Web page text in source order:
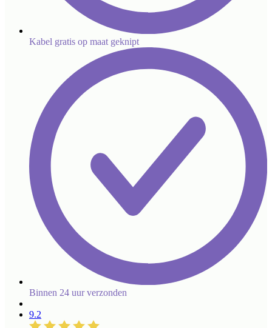
Kabel gratis op maat geknipt
Binnen 24 uur verzonden
9.2